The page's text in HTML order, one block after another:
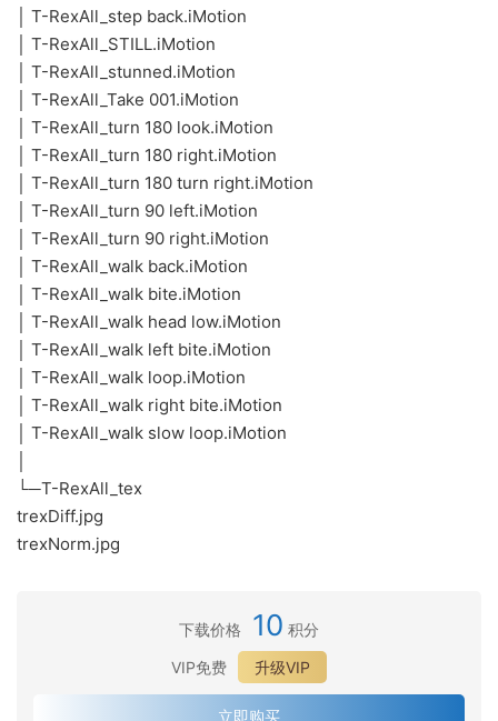
│ T-RexAll_step back.iMotion
│ T-RexAll_STILL.iMotion
│ T-RexAll_stunned.iMotion
│ T-RexAll_Take 001.iMotion
│ T-RexAll_turn 180 look.iMotion
│ T-RexAll_turn 180 right.iMotion
│ T-RexAll_turn 180 turn right.iMotion
│ T-RexAll_turn 90 left.iMotion
│ T-RexAll_turn 90 right.iMotion
│ T-RexAll_walk back.iMotion
│ T-RexAll_walk bite.iMotion
│ T-RexAll_walk head low.iMotion
│ T-RexAll_walk left bite.iMotion
│ T-RexAll_walk loop.iMotion
│ T-RexAll_walk right bite.iMotion
│ T-RexAll_walk slow loop.iMotion
└─T-RexAll_tex
trexDiff.jpg
trexNorm.jpg
下载价格 10 积分
VIP免费
升级VIP
立即购买